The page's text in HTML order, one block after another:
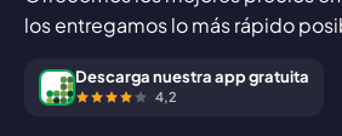
los entregamos lo más rápido
Descarga nuestra app gratuita
4,2